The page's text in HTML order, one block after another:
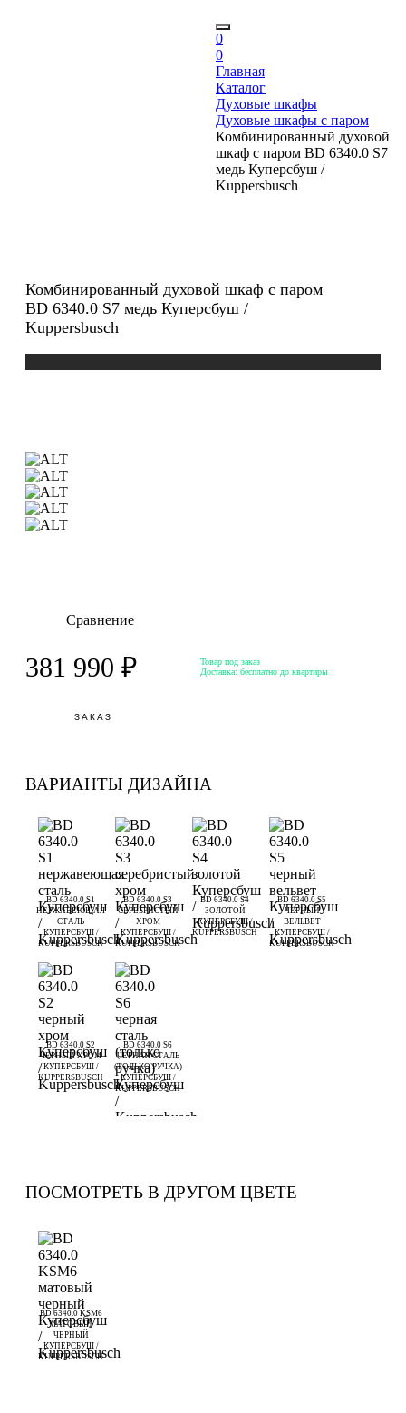
0
0
Главная
Каталог
Духовые шкафы
Духовые шкафы с паром
Комбинированный духовой
шкаф с паром BD 6340.0 S7
медь Куперсбуш /
Kuppersbusch
Комбинированный духовой шкаф с паром
BD 6340.0 S7 медь Куперсбуш /
Kuppersbusch
ВАРИАНТЫ ДИЗАЙНА
BD 6340.0 S1
НЕРЖАВЕЮЩАЯ
СТАЛЬ
КУПЕРСБУШ /
KUPPERSBUSCH
BD 6340.0 S3
СЕРЕБРИСТЫЙ
ХРОМ
КУПЕРСБУШ /
KUPPERSBUSCH
BD 6340.0 S4
ЗОЛОТОЙ
КУПЕРСБУШ /
KUPPERSBUSCH
BD 6340.0 S5
ЧЕРНЫЙ
ВЕЛЬВЕТ
КУПЕРСБУШ /
KUPPERSBUSCH
BD 6340.0 S2
ЧЕРНЫЙ ХРОМ
КУПЕРСБУШ /
KUPPERSBUSCH
BD 6340.0 S6
ЧЕРНАЯ СТАЛЬ
(ТОЛЬКО РУЧКА)
КУПЕРСБУШ /
KUPPERSBUSCH
ПОСМОТРЕТЬ В ДРУГОМ ЦВЕТЕ
BD 6340.0 KSM6
МАТОВЫЙ
ЧЕРНЫЙ
КУПЕРСБУШ /
KUPPERSBUSCH
Сравнение
381 990 ₽
Товар под заказ
Доставка: бесплатно до квартиры
ЗАКАЗ